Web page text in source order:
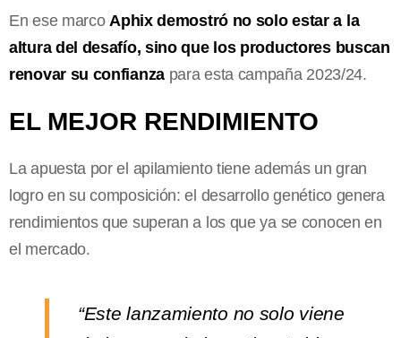
En ese marco Aphix demostró no solo estar a la
altura del desafío, sino que los productores buscan
renovar su confianza para esta campaña 2023/24.
EL MEJOR RENDIMIENTO
La apuesta por el apilamiento tiene además un gran
logro en su composición: el desarrollo genético genera
rendimientos que superan a los que ya se conocen en
el mercado.
“Este lanzamiento no solo viene